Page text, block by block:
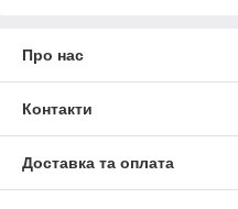
Про нас
Контакти
Доставка та оплата